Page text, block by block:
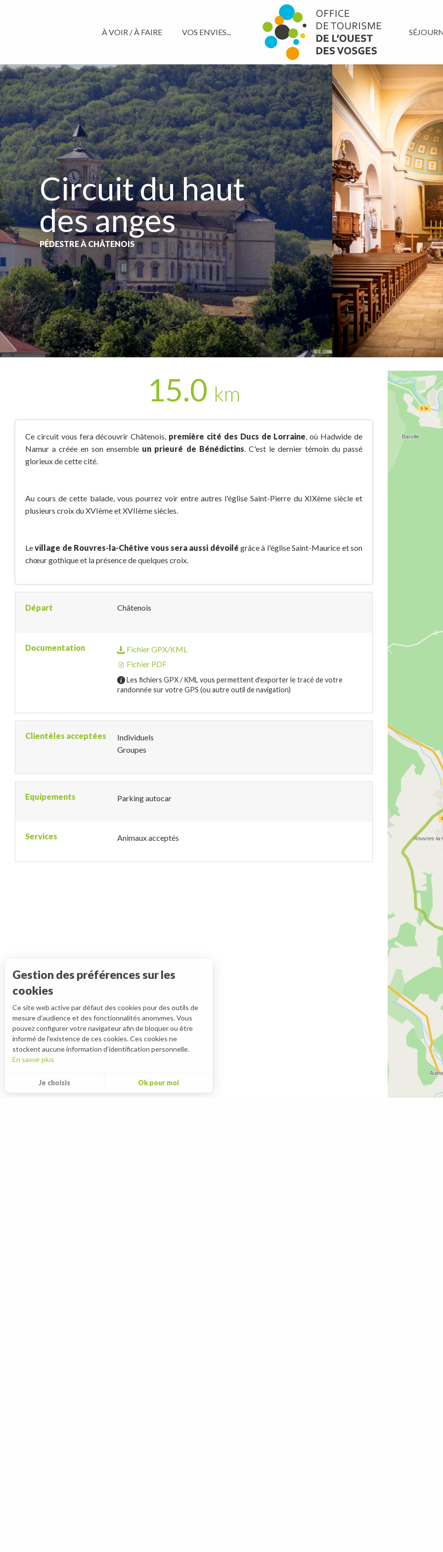
À VOIR / À FAIRE VOS ENVIES...
Circuit du haut
des anges
PÉDESTREÀ CHÂTENOIS
15.0 km
Ce circuit vous fera découvrir Châtenois, première cité des Ducs de Lorraine, où Hadwide de
Namur a créée en son ensemble un prieuré de Bénédictins. C'est le dernier témoin du passé
glorieux de cette cité.
Au cours de cette balade, vous pourrez voir entre autres l'église Saint-Pierre du XIXème siècle et
plusieurs croix du XVIème et XVIIème siècles.
Levillage de Rouvres-la-Chêtive vous sera aussi dévoilé grâce à l'église Saint-Maurice et son
chœur gothique et la présence de quelques croix.
Départ Châtenois
Documentation
Fichier GPX/KML
Fichier PDF
Les fichiers GPX / KML vous permettent d'exporter le tracé de votre
randonnée sur votre GPS (ou autre outil de navigation)
Clientèles acceptées
Individuels
Groupes
Equipements Parking autocar
Services Animaux acceptés
Gestion des préférences sur les
cookies
Ce site web active par défaut des cookies pour des outils de
mesure d'audience et des fonctionnalités anonymes. Vous
pouvez configurer votre navigateur afin de bloquer ou être
informé de l'existence de ces cookies. Ces cookies ne
stockent aucune information d’identification personnelle.
En savoir plus
Je choisis Ok pour moi